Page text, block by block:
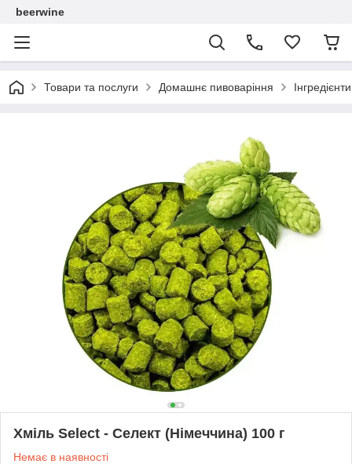
beerwine
Товари та послуги Домашнє пивоваріння
Хміль Select - Селект (Німеччина) 100 г
Немає в наявності